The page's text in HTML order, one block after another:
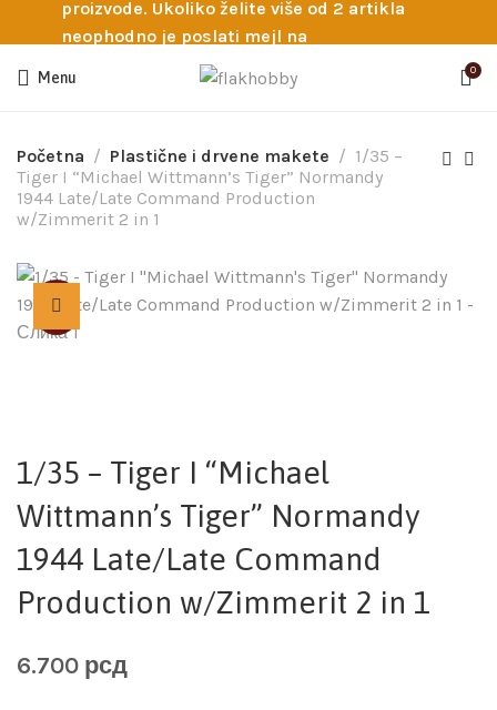
proizvode. Ukoliko želite više od 2 artikla
neophodno je poslati mejl na
info@flakhobby.com sa preciznim šiframa
proizvoda. Svakako nas možete pozvati
potrebna pomoć oko odabira.
Menu 0
Početna Plastične i drvene makete
1/35 –
Tiger I “Michael Wittmann’s Tiger” Normandy
1944 Late/Late Command Production
w/Zimmerit 2 in 1
SOLD
1/35 – Tiger I “Michael
Wittmann’s Tiger” Normandy
1944 Late/Late Command
Production w/Zimmerit 2 in 1
6.700 рсд